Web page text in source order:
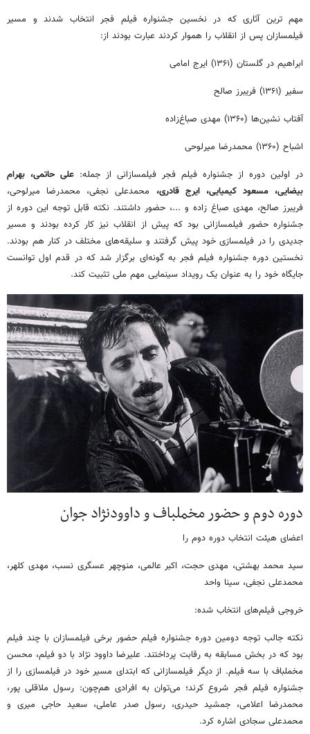
مهم ترین آثاری که در نخسین جشنواره فیلم فجر انتخاب شدند و مسیر
فیلمسازان پس از انقلاب را هموار کردند عبارت بودند از:
ابراهیم در گلستان (۱۳۶۱) ایرج امامی
سفیر (۱۳۶۱) فریبرز صالح
آفتاب نشین‌ها (۱۳۶۰) مهدی صباغ‌زاده
اشباح (۱۳۶۰) محمدرضا میرلوحی
در اولین دوره از جشنواره فیلم فجر فیلمسازانی از جمله: علی حاتمی، بهرام
بیضایی، مسعود کیمیایی، ایرج قادری، محمدعلی نجفی، محمدرضا میرلوحی،
فریبرز صالح، مهدی صباغ زاده و ...، حضور داشتند. نکته قابل توجه این دوره از
جشنواره حضور فیلمسازانی بود که پیش از انقلاب نیز کار کرده بودند و مسیر
جدیدی را در فیلمسازی خود پیش گرفتند و سلیقه‌های مختلف در کنار هم بودند.
نخستین دوره جشنواره فیلم فجر به گونه‌ای برگزار شد که در قدم اول توانست
جایگاه خود را به عنوان یک رویداد سینمایی مهم ملی تثبیت کند.
دوره دوم و حضور مخملباف و داوودنژاد جوان
اعضای هیئت انتخاب دوره دوم را
سید محمد بهشتی، مهدی حجت، اکبر عالمی، منوچهر عسگری نسب، مهدی کلهر،
محمدعلی نجفی، سینا واحد
خروجی فیلم‌های انتخاب شده:
نکته جالب توجه دومین دوره جشنواره فیلم حضور برخی فیلمسازان با چند فیلم
بود که در بخش مسابقه به رقابت پرداختند. علیرضا داوود نژاد با دو فیلم، محسن
مخملباف با سه فیلم. از دیگر فیلمسازانی که ابتدای مسیر خود در فیلمسازی را از
جشنواره فیلم فجر شروع کرند؛ می‌توان به افرادی هم‌چون: رسول ملاقلی پور،
محمدرضا اعلامی، جمشید حیدری، رسول صدر عاملی، سعید حاجی میری و
محمدعلی سجادی اشاره کرد.